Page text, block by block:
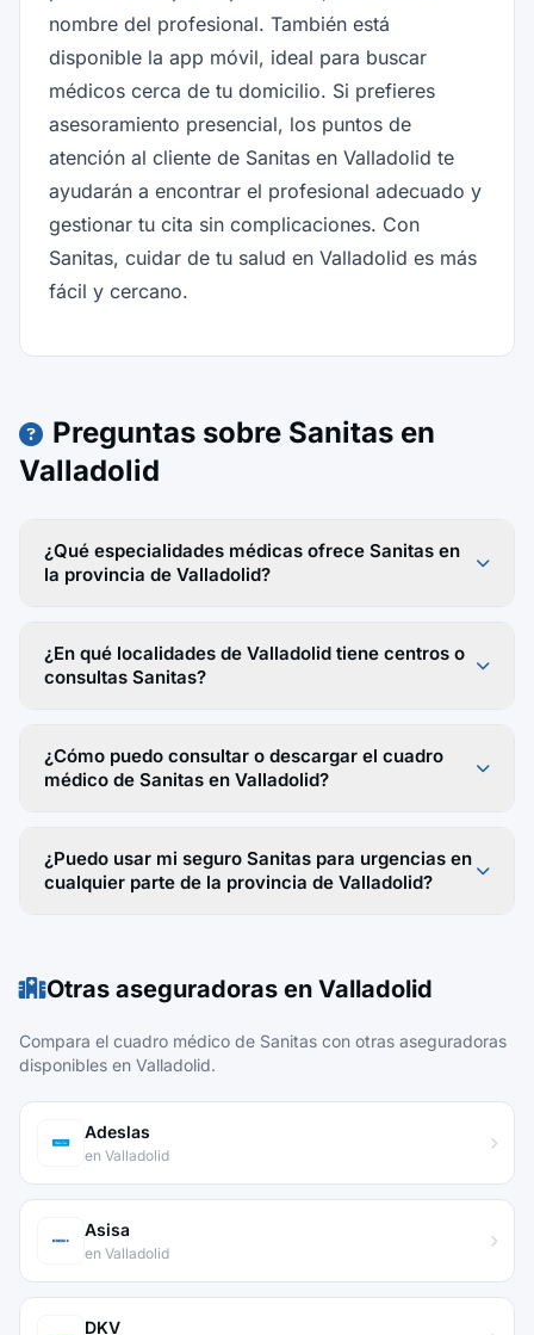
nombre del profesional. También está
disponible la app móvil, ideal para buscar
médicos cerca de tu domicilio. Si prefieres
asesoramiento presencial, los puntos de
atención al cliente de Sanitas en Valladolid te
ayudarán a encontrar el profesional adecuado y
gestionar tu cita sin complicaciones. Con
Sanitas, cuidar de tu salud en Valladolid es más
fácil y cercano.
Preguntas sobre Sanitas en
Valladolid
¿Qué especialidades médicas ofrece Sanitas en
la provincia de Valladolid?
¿En qué localidades de Valladolid tiene centros o
consultas Sanitas?
¿Cómo puedo consultar o descargar el cuadro
médico de Sanitas en Valladolid?
¿Puedo usar mi seguro Sanitas para urgencias en
cualquier parte de la provincia de Valladolid?
Otras aseguradoras en Valladolid
Compara el cuadro médico de Sanitas con otras aseguradoras
disponibles en Valladolid.
Adeslas
en Valladolid
Asisa
en Valladolid
DKV